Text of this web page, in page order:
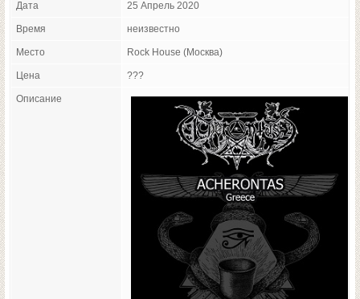
Дата 25 Апрель 2020
Время неизвестно
Место Rock House (Москва)
Цена ???
Описание